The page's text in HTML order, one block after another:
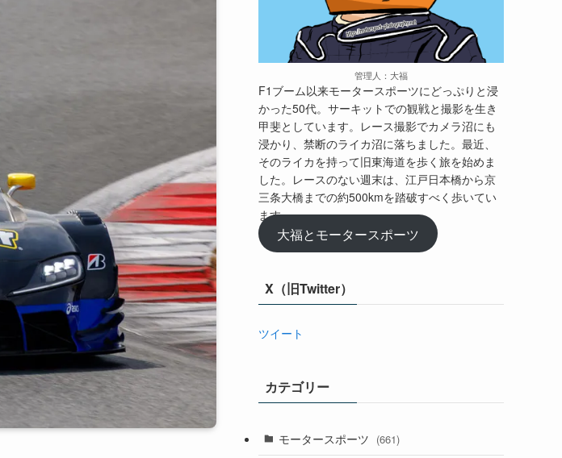
管理人：大福
F1ブーム以来モータースポーツにどっぷりと浸
かった50代。サーキットでの観戦と撮影を生き
甲斐としています。レース撮影でカメラ沼にも
浸かり、禁断のライカ沼に落ちました。最近、
そのライカを持って旧東海道を歩く旅を始めま
した。レースのない週末は、江戸日本橋から京
三条大橋までの約500kmを踏破すべく歩いてい
ます。
大福とモータースポーツ
X（旧Twitter）
ツイート
カテゴリー
モータースポーツ (661)